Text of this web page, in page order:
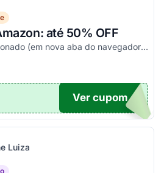
até 50% OFF
Pegue para ser redirecionado (em nova aba do navegador) e acesse todos os cupons disponíveis da Amazon Brasil. Aproveite para economizar nesse link. Corra e garanta já o seu descon...
TICO
Ver cupom
Luiza